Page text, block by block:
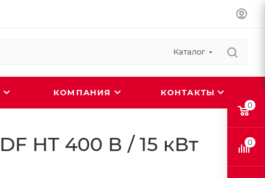
Каталог
КОМПАНИЯ КОНТАКТЫ
HT 400 В / 15 кВт
0
0